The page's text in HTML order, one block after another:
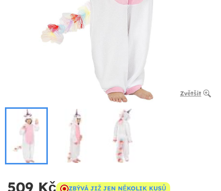
Zvětšit
509 Kč ZBÝVÁ JIŽ JEN NĚKOLIK KUSŮ